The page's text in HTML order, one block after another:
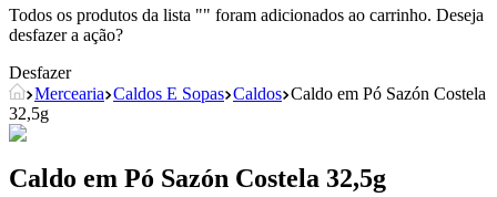
Todos os produtos da lista "" foram adicionados ao carrinho. Deseja
desfazer a ação?
Desfazer
Mercearia Caldos E Sopas Caldos Caldo em Pó Sazón Costela
32,5g
Caldo em Pó Sazón Costela 32,5g